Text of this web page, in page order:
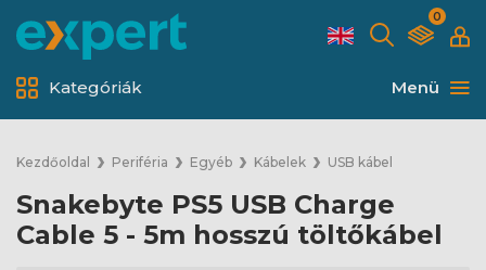
0
Menü
Kategóriák
Kezdőoldal Periféria Egyéb Kábelek USB kábel
Snakebyte PS5 USB Charge
Cable 5 - 5m hosszú töltőkábel